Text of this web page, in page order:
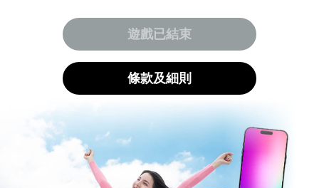
遊戲已結束
條款及細則